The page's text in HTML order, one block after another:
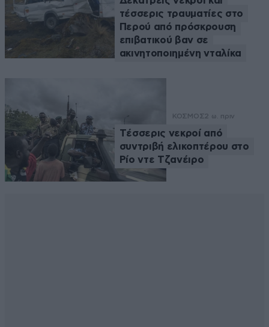
τέσσερις τραυματίες στο
Περού από πρόσκρουση
επιβατικού βαν σε
ακινητοποιημένη νταλίκα
ΚΟΣΜΟΣ2 ω. πριν
Tέσσερις νεκροί από
συντριβή ελικοπτέρου στο
Ρίο ντε Τζανέιρο